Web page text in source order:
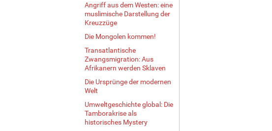
Angriff aus dem Westen: eine
muslimische Darstellung der
Kreuzzüge
Die Mongolen kommen!
Transatlantische
Zwangsmigration: Aus
Afrikanern werden Sklaven
Die Ursprünge der modernen
Welt
Umweltgeschichte global: Die
Tamborakrise als
historisches Mystery